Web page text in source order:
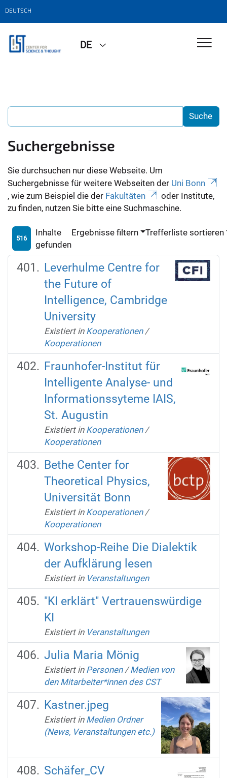
DEUTSCH
DE
Suchergebnisse
Sie durchsuchen nur diese Webseite. Um
Suchergebnisse für weitere Webseiten der Uni Bonn
, wie zum Beispiel die der Fakultäten
oder Institute,
zu finden, nutzen Sie bitte eine Suchmaschine.
516
Inhalte
gefunden
Ergebnisse filtern Trefferliste sortieren
Leverhulme Centre for
the Future of
Intelligence, Cambridge
University
Existiert in Kooperationen /
Kooperationen
Fraunhofer-Institut für
Intelligente Analyse- und
Informationssyteme IAIS,
St. Augustin
Existiert in Kooperationen /
Kooperationen
Bethe Center for
Theoretical Physics,
Universität Bonn
Existiert in Kooperationen /
Kooperationen
Workshop-Reihe Die Dialektik
der Aufklärung lesen
Existiert in Veranstaltungen
"KI erklärt" Vertrauenswürdige
KI
Existiert in Veranstaltungen
Julia Maria Mönig
Existiert in Personen /Medien von
den Mitarbeiter*innen des CST
Kastner.jpeg
Existiert in Medien Ordner
(News, Veranstaltungen etc.)
Schäfer_CV